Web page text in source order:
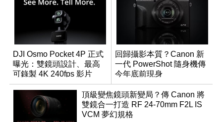
DJI Osmo Pocket 4P 正式
曝光：雙鏡頭設計、最高
可錄製 4K 240fps 影片
回歸攝影本質？Canon 新
一代 PowerShot 隨身機傳
今年底前現身
頂級變焦鏡頭新變局？傳 Canon 將
雙鏡合一打造 RF 24-70mm F2L IS
VCM 夢幻規格